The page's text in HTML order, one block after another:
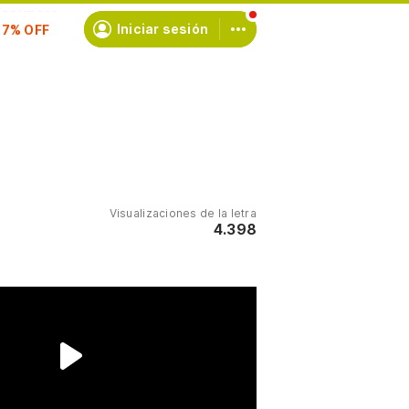
Iniciar sesión
Visualizaciones de la letra
4.398